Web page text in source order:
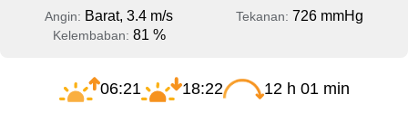
Angin: Barat, 3.4 m/s Tekanan: 726 mmHg
Kelembaban: 81 %
06:21 18:22 12 h 01 min